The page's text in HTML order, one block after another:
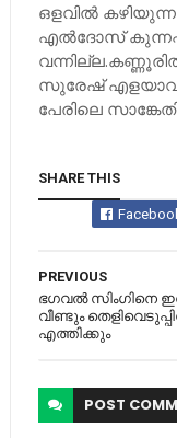
ഒളവില്‍
എല്‍ദോസ്
സുരേഷ്
പേരിലെ
SHARE THIS
PREVIOUS
ഭ​ഗവല്‍ സിം​ഗിനെ
വീണ്ടും
എത്തിക്കും
POST